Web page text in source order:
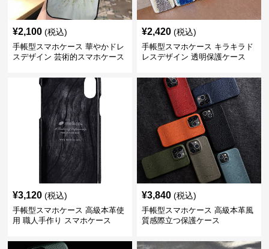
¥2,100 (税込)
手帳型スマホケース 華やかドレ
スデザイン 芸術的スマホケース
¥2,420 (税込)
手帳型スマホケース キラキラド
レスデザイン 透明保護ケース
¥3,120 (税込)
手帳型スマホケース 高級本革使
用 職人手作り スマホケース
¥3,840 (税込)
手帳型スマホケース 高級本革風
質感際立つ保護ケース